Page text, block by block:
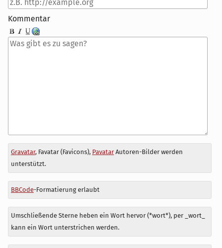
Kommentar
Antwort
zu
Gravatar, Favatar (Favicons), PavatarAutoren-Bilder werden
unterstützt.
BBCode-Formatierung erlaubt
Umschließende Sterne heben ein Wort hervor (*wort*), per _wort_
kann ein Wort unterstrichen werden.